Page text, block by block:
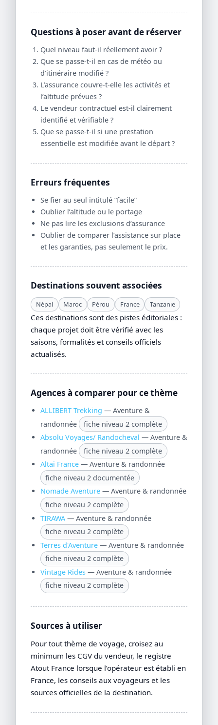
Questions à poser avant de réserver
Quel niveau faut-il réellement avoir ?
Que se passe-t-il en cas de météo ou
d’itinéraire modifié ?
L’assurance couvre-t-elle les activités et
l’altitude prévues ?
Le vendeur contractuel est-il clairement
identifié et vérifiable ?
Que se passe-t-il si une prestation
essentielle est modifiée avant le départ ?
Erreurs fréquentes
Se fier au seul intitulé “facile”
Oublier l’altitude ou le portage
Ne pas lire les exclusions d’assurance
Oublier de comparer l’assistance sur place
et les garanties, pas seulement le prix.
Destinations souvent associées
Népal Maroc Pérou France Tanzanie
Ces destinations sont des pistes éditoriales :
chaque projet doit être vérifié avec les
saisons, formalités et conseils officiels
actualisés.
Agences à comparer pour ce thème
ALLIBERT Trekking — Aventure &
randonnée
fiche niveau 2 complète
Absolu Voyages/ Randocheval — Aventure &
randonnée
fiche niveau 2 complète
Altai France— Aventure & randonnée
fiche niveau 2 documentée
Nomade Aventure— Aventure & randonnée
fiche niveau 2 complète
TIRAWA— Aventure & randonnée
fiche niveau 2 complète
Terres d'Aventure— Aventure & randonnée
fiche niveau 2 complète
Vintage Rides— Aventure & randonnée
fiche niveau 2 complète
Sources à utiliser
Pour tout thème de voyage, croisez au
minimum les CGV du vendeur, le registre
Atout France lorsque l’opérateur est établi en
France, les conseils aux voyageurs et les
sources officielles de la destination.